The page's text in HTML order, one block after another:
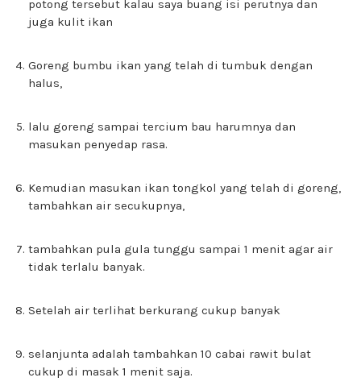
potong tersebut kalau saya buang isi perutnya dan
juga kulit ikan
Goreng bumbu ikan yang telah di tumbuk dengan
halus,
lalu goreng sampai tercium bau harumnya dan
masukan penyedap rasa.
Kemudian masukan ikan tongkol yang telah di goreng,
tambahkan air secukupnya,
tambahkan pula gula tunggu sampai 1 menit agar air
tidak terlalu banyak.
Setelah air terlihat berkurang cukup banyak
selanjunta adalah tambahkan 10 cabai rawit bulat
cukup di masak 1 menit saja.